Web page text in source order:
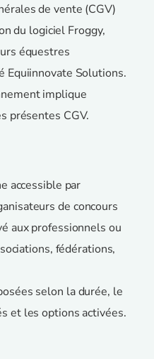
de vente (CGV)
du logiciel Froggy,
équestres
Equiinnovate Solutions.
implique
présentes CGV.
accessible par
de concours
aux professionnels ou
fédérations,
selon la durée, le
et les options activées.